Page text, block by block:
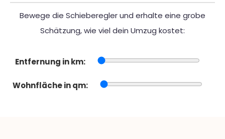
Bewege die Schieberegler und erhalte eine grobe
Schätzung, wie viel dein Umzug kostet:
Entfernung in km:
Wohnfläche in qm: